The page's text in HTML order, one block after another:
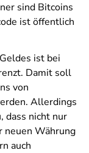
sind Bitcoins
ist öffentlich
ist bei
Damit soll
von
Allerdings
dass nicht nur
neuen Währung
auch